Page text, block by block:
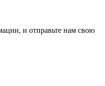
и отправьте нам свою